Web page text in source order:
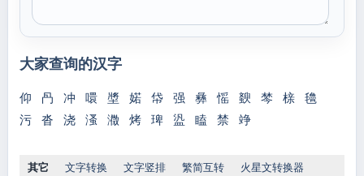
大家查询的汉字
仰 冎 冲 噮 墏 婼 帒 强 彝 愮 斔 棽 榇
氌
污
沓 浇 溞 瀓 烤 琕 盕 瞌 禁 竫
其它 文字转换 文字竖排 繁简互转 火星文转换器